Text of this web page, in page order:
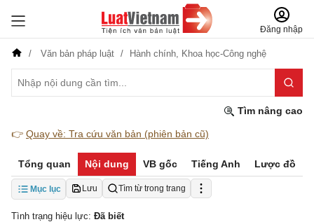
Đăng nhập
Văn bản pháp luật Hành chính, Khoa học-Công nghệ
Tìm nâng cao
👉 Quay về: Tra cứu văn bản (phiên bản cũ)
Tổng quan Nội dung VB gốc Tiếng Anh Lược đồ
Mục lục Lưu Tìm từ trong trang
Tình trạng hiệu lực: Đã biết